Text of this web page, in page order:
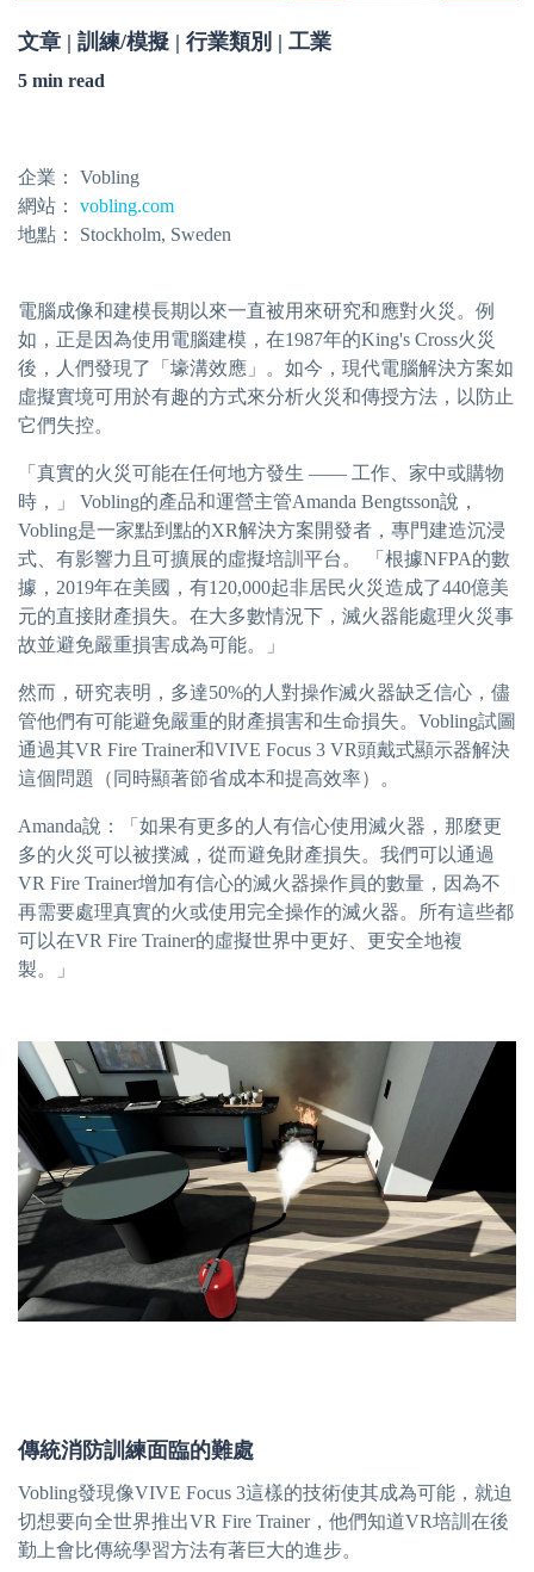
文章 | 訓練/模擬 | 行業類別 | 工業
5 min read
企業： Vobling
網站： vobling.com
地點： Stockholm, Sweden
電腦成像和建模長期以來一直被用來研究和應對火災。例
如，正是因為使用電腦建模，在1987年的King's Cross火災
後，人們發現了「壕溝效應」。如今，現代電腦解決方案如
虛擬實境可用於有趣的方式來分析火災和傳授方法，以防止
它們失控。
「真實的火災可能在任何地方發生 —— 工作、家中或購物
時，」 Vobling的產品和運營主管Amanda Bengtsson說，
Vobling是一家點到點的XR解決方案開發者，專門建造沉浸
式、有影響力且可擴展的虛擬培訓平台。 「根據NFPA的數
據，2019年在美國，有120,000起非居民火災造成了440億美
元的直接財產損失。在大多數情況下，滅火器能處理火災事
故並避免嚴重損害成為可能。」
然而，研究表明，多達50%的人對操作滅火器缺乏信心，儘
管他們有可能避免嚴重的財產損害和生命損失。Vobling試圖
通過其VR Fire Trainer和VIVE Focus 3 VR頭戴式顯示器解決
這個問題（同時顯著節省成本和提高效率）。
Amanda說：「如果有更多的人有信心使用滅火器，那麼更
多的火災可以被撲滅，從而避免財產損失。我們可以通過
VR Fire Trainer增加有信心的滅火器操作員的數量，因為不
再需要處理真實的火或使用完全操作的滅火器。所有這些都
可以在VR Fire Trainer的虛擬世界中更好、更安全地複
製。」
傳統消防訓練面臨的難處
Vobling發現像VIVE Focus 3這樣的技術使其成為可能，就迫
切想要向全世界推出VR Fire Trainer，他們知道VR培訓在後
勤上會比傳統學習方法有著巨大的進步。